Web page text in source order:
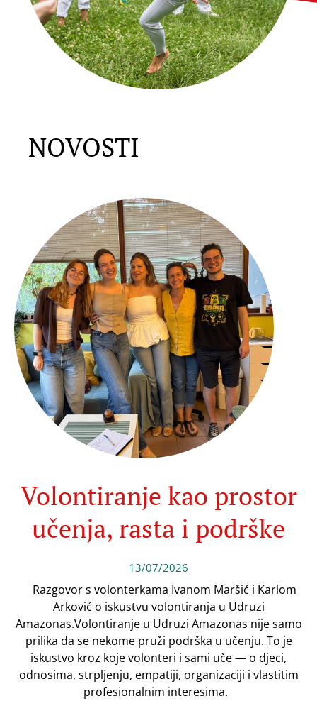
NOVOSTI
Volontiranje kao prostor
učenja, rasta i podrške
13/07/2026
Razgovor s volonterkama Ivanom Maršić i Karlom
Arković o iskustvu volontiranja u Udruzi
Amazonas.Volontiranje u Udruzi Amazonas nije samo
prilika da se nekome pruži podrška u učenju. To je
iskustvo kroz koje volonteri i sami uče — o djeci,
odnosima, strpljenju, empatiji, organizaciji i vlastitim
profesionalnim interesima.